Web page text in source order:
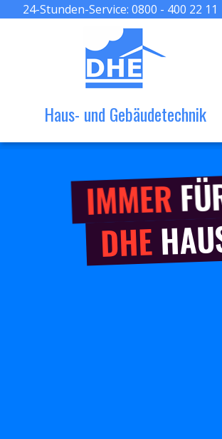
24-Stunden-Service: 0800 - 400 22 11
Haus- und Gebäudetechnik
IMMER
DHE